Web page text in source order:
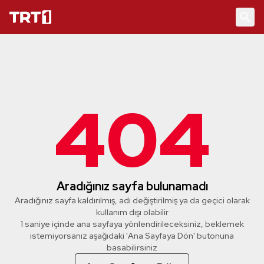
404
Aradığınız sayfa bulunamadı
Aradığınız sayfa kaldırılmış, adı değiştirilmiş ya da geçici olarak
kullanım dışı olabilir
1 saniye içinde ana sayfaya yönlendirileceksiniz, beklemek
istemiyorsanız aşağıdaki 'Ana Sayfaya Dön' butonuna
basabilirsiniz